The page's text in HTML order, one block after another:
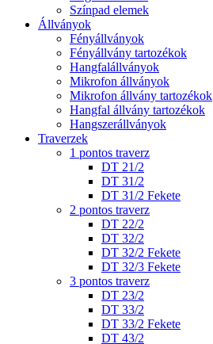
Színpad elemek
Állványok
Fényállványok
Fényállvány tartozékok
Hangfalállványok
Mikrofon állványok
Mikrofon állvány tartozékok
Hangfal állvány tartozékok
Hangszerállványok
Traverzek
1 pontos traverz
DT 21/2
DT 31/2
DT 31/2 Fekete
2 pontos traverz
DT 22/2
DT 32/2
DT 32/2 Fekete
DT 32/3 Fekete
3 pontos traverz
DT 23/2
DT 33/2
DT 33/2 Fekete
DT 43/2